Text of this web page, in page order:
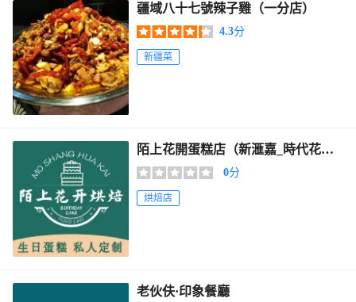
疆域八十七號辣子雞（一分店）
4.3分
新疆菜
陌上花開蛋糕店（新滙嘉_時代花園
店）
0分
烘焙店
老伙伕·印象餐廳